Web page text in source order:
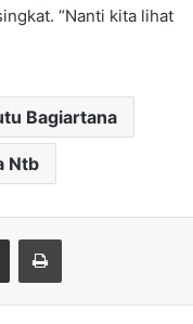
“Nanti kita lihat
Bagiartana
Ntb
Share via Email